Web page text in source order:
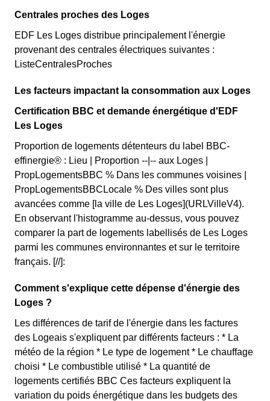
Centrales proches des Loges
EDF Les Loges distribue principalement l'énergie
provenant des centrales électriques suivantes :
ListeCentralesProches
Les facteurs impactant la consommation aux Loges
Certification BBC et demande énergétique d'EDF
Les Loges
Proportion de logements détenteurs du label BBC-
effinergie® : Lieu | Proportion --|-- aux Loges |
PropLogementsBBC % Dans les communes voisines |
PropLogementsBBCLocale % Des villes sont plus
avancées comme [la ville de Les Loges](URLVilleV4).
En observant l'histogramme au-dessus, vous pouvez
comparer la part de logements labellisés de Les Loges
parmi les communes environnantes et sur le territoire
français. [//]:
Comment s'explique cette dépense d'énergie des
Loges ?
Les différences de tarif de l'énergie dans les factures
des Logeais s'expliquent par différents facteurs : * La
météo de la région * Le type de logement * Le chauffage
choisi * Le combustible utilisé * La quantité de
logements certifiés BBC Ces facteurs expliquent la
variation du poids énergétique dans les budgets des